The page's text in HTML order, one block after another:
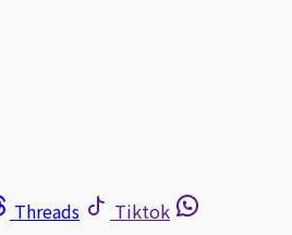
Threads
Tiktok